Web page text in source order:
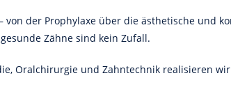
der Prophylaxe über die ästhetische und
Zähne sind kein Zufall.
Oralchirurgie und Zahntechnik realisieren